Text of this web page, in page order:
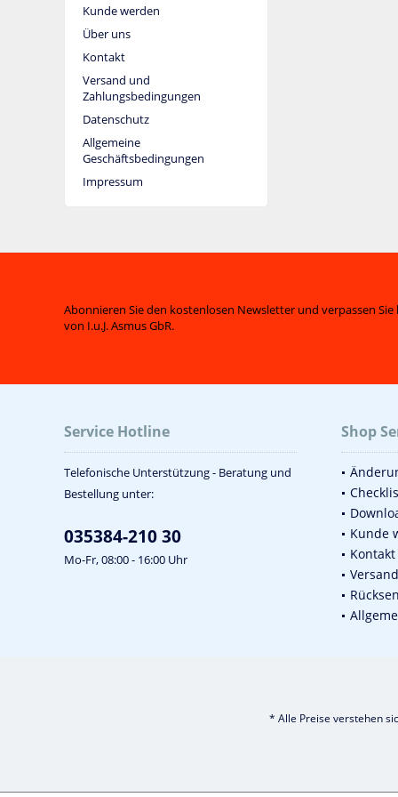
25,0cm
7,8cm
10,3cm
Tasse 23cl
Teller flach 24cm
Untere f. 687054
Untertasse
Untertasse weiß
weiß
Kunde werden
Über uns
Kontakt
Versand und
Zahlungsbedingungen
Datenschutz
Allgemeine
Geschäftsbedingungen
Impressum
Abonnieren Sie den kostenlosen Newsletter und verpassen
von I.u.J. Asmus GbR.
Service Hotline
Telefonische Unterstützung - Beratung und
Bestellung unter:
035384-210 30
Mo-Fr, 08:00 - 16:00 Uhr
Shop
Kunde
Kontakt
* Alle Preise verstehen